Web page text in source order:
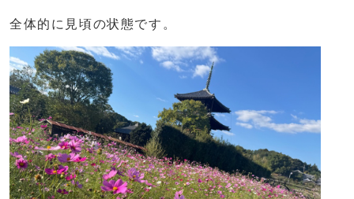
全体的に見頃の状態です。